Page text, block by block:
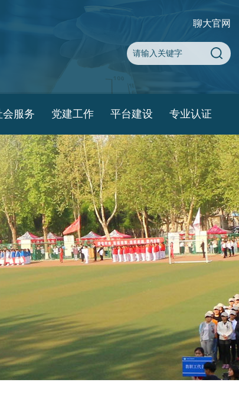
聊大官网
会服务 党建工作 平台建设 专业认证